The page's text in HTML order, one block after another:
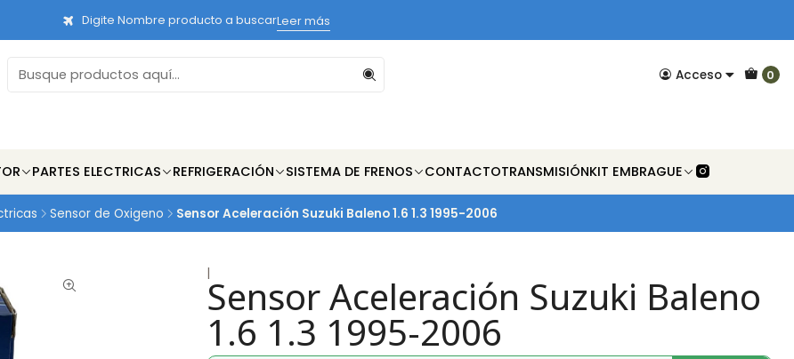
Acceso 0
PARTES ELECTRICAS REFRIGERACIÓN SISTEMA DE FRENOS CONTACTOTRANSMISIÓNKIT EMBRAGUE
Digite Nombre producto a buscarLeer más
Sensor de Oxigeno Sensor Aceleración Suzuki Baleno 1.6 1.3 1995-2006
|Sensor Aceleración Suzuki Baleno
1.6 1.3 1995-2006